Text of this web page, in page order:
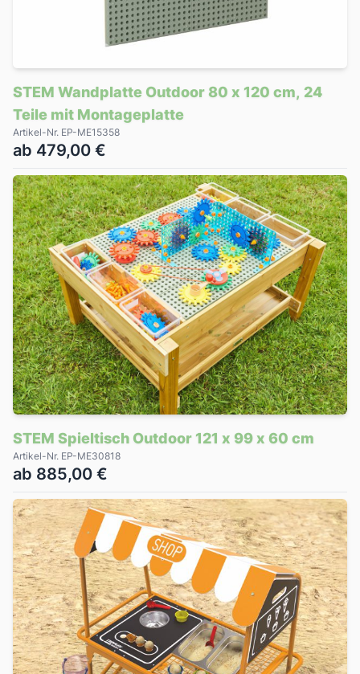
STEM Wandplatte Outdoor 80 x 120 cm, 24
Teile mit Montageplatte
Artikel-Nr. EP-ME15358
ab 479,00 €
STEM Spieltisch Outdoor 121 x 99 x 60 cm
Artikel-Nr. EP-ME30818
ab 885,00 €